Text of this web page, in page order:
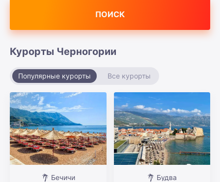
ПОИСК
Курорты Черногории
Популярные курорты Все курорты
Бечичи Будва